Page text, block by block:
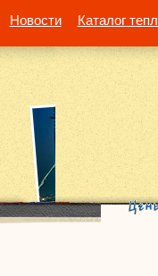
Новости Каталог